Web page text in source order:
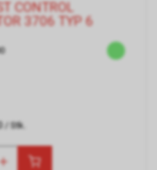
CONTROL
3706 TYP 6
/ Stk.